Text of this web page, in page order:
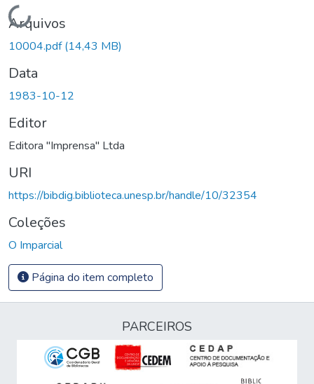
Carregando...
Arquivos
10004.pdf(14,43 MB)
Data
1983-10-12
Editor
Editora "Imprensa" Ltda
URI
https://bibdig.biblioteca.unesp.br/handle/10/32354
Coleções
O Imparcial
Página do item completo
PARCEIROS